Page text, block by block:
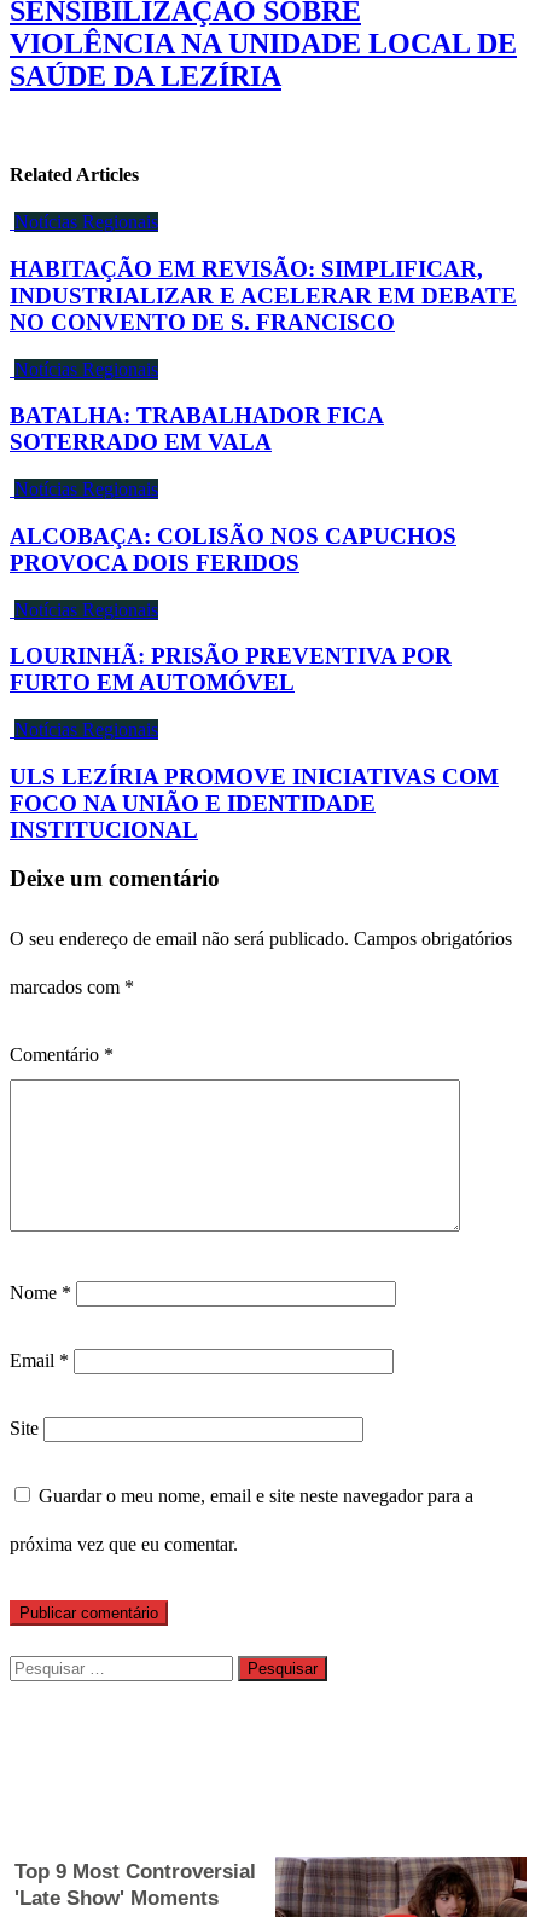
SENSIBILIZAÇÃO SOBRE
VIOLÊNCIA NA UNIDADE LOCAL DE
SAÚDE DA LEZÍRIA
Related Articles
Notícias Regionais
HABITAÇÃO EM REVISÃO: SIMPLIFICAR,
INDUSTRIALIZAR E ACELERAR EM DEBATE
NO CONVENTO DE S. FRANCISCO
Notícias Regionais
BATALHA: TRABALHADOR FICA
SOTERRADO EM VALA
Notícias Regionais
ALCOBAÇA: COLISÃO NOS CAPUCHOS
PROVOCA DOIS FERIDOS
Notícias Regionais
LOURINHÃ: PRISÃO PREVENTIVA POR
FURTO EM AUTOMÓVEL
Notícias Regionais
ULS LEZÍRIA PROMOVE INICIATIVAS COM
FOCO NA UNIÃO E IDENTIDADE
INSTITUCIONAL
Deixe um comentário
O seu endereço de email não será publicado. Campos obrigatórios
marcados com *
Comentário *
Nome *
Email *
Site
Guardar o meu nome, email e site neste navegador para a
próxima vez que eu comentar.
Pesquisar
por: